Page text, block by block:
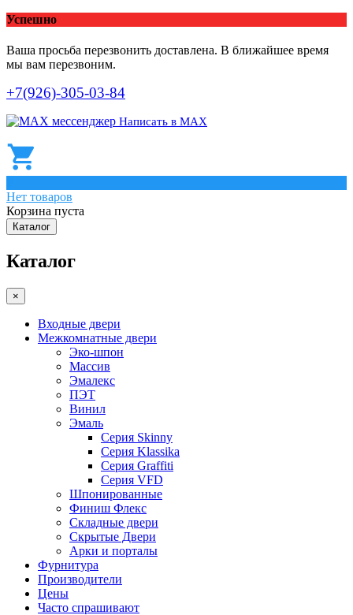
Успешно
Ваша просьба перезвонить доставлена. В ближайшее время
мы вам перезвоним.
+7(926)-305-03-84
Написать в МАХ
Нет товаров
Корзина пуста
Каталог
Каталог
×
Входные двери
Межкомнатные двери
Эко-шпон
Массив
Эмалекс
ПЭТ
Винил
Эмаль
Серия Skinny
Серия Klassika
Серия Graffiti
Серия VFD
Шпонированные
Финиш Флекс
Складные двери
Скрытые Двери
Арки и порталы
Фурнитура
Производители
Цены
Часто спрашивают